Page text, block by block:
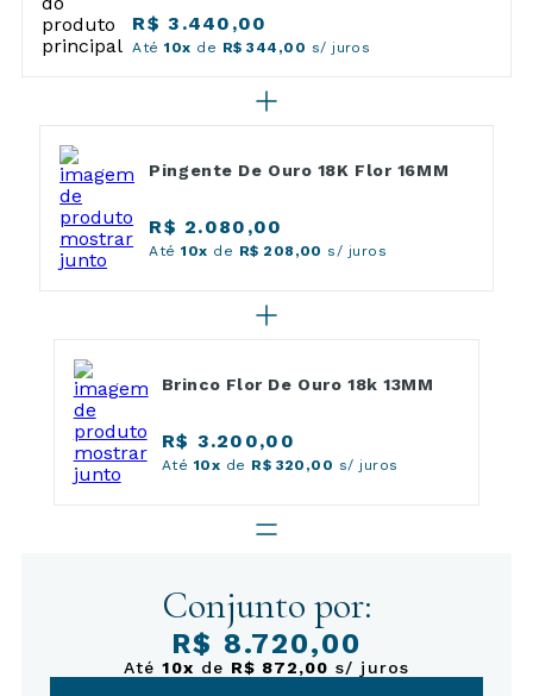
R$ 3.440,00
Até10x de R$ 344,00 s/ juros
Pingente De Ouro 18K Flor 16MM
R$ 2.080,00
Até10x de R$ 208,00 s/ juros
Brinco Flor De Ouro 18k 13MM
R$ 3.200,00
Até 10x de R$ 320,00 s/ juros
Conjunto por:
R$ 8.720,00
Até10x de R$ 872,00 s/ juros